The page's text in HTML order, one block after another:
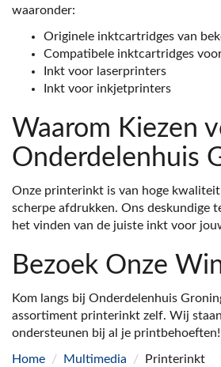
waaronder:
Originele inktcartridges van
Compatibele inktcartridges
Inkt voor laserprinters
Inkt voor inkjetprinters
Waarom Kiezen
Onderdelenhuis
Onze printerinkt is van hoge
scherpe afdrukken. Ons deskundige
het vinden van de juiste inkt voor
Bezoek Onze
Kom langs bij Onderdelenhuis
assortiment printerinkt zelf. Wij
ondersteunen bij al je printbehoeften!
Home / Multimedia / Printerinkt